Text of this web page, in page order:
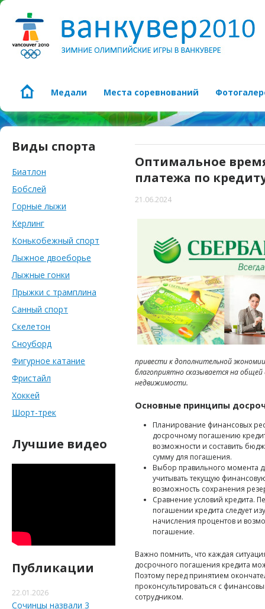
Медали Места соревнований
Виды спорта
Биатлон
Бобслей
Горные лыжи
Керлинг
Конькобежный спорт
Лыжное двоеборье
Лыжные гонки
Прыжки с трамплина
Санный спорт
Скелетон
Сноуборд
Фигурное катание
Фристайл
Хоккей
Шорт-трек
Лучшие видео
Публикации
22.01.2026
Сочинцы назвали 3
Оптимальное
платежа по
21.06.2024
привести к дополнительной
благоприятно сказывается на
недвижимости.
Основные принципы
Планирование финансовых
досрочному погашению
возможности и составить
сумму для погашения.
Выбор правильного момента
учитывать текущую
возможность сохранения
Сравнение условий кредита.
погашении кредита следует
начисления процентов и
погашение.
Важно помнить, что каждая
досрочного погашения кредита
Поэтому перед принятием
проконсультироваться с
сотрудником.